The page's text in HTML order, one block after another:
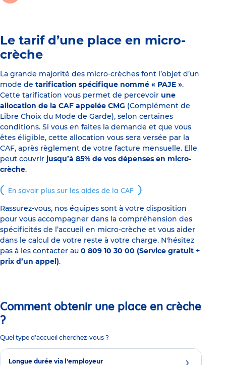
Le tarif d’une place en micro-
crèche
La grande majorité des micro-crèches font l’objet d’un
mode de tarification spécifique nommé « PAJE ».
Cette tarification vous permet de percevoir une
allocation de la CAF appelée CMG (Complément de
Libre Choix du Mode de Garde), selon certaines
conditions. Si vous en faites la demande et que vous
êtes éligible, cette allocation vous sera versée par la
CAF, après règlement de votre facture mensuelle. Elle
peut couvrir jusqu’à 85% de vos dépenses en micro-
crèche.
En savoir plus sur les aides de la CAF
Rassurez-vous, nos équipes sont à votre disposition
pour vous accompagner dans la compréhension des
spécificités de l’accueil en micro-crèche et vous aider
dans le calcul de votre reste à votre charge. N'hésitez
pas à les contacter au 0 809 10 30 00 (Service gratuit +
prix d’un appel).
Comment obtenir une place en crèche
?
Quel type d'accueil cherchez-vous ?
Longue durée via l'employeur